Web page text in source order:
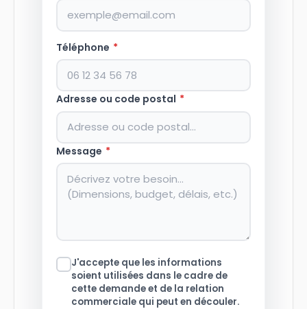
Téléphone *
Adresse ou code postal *
Message *
J'accepte que les informations
soient utilisées dans le cadre de
cette demande et de la relation
commerciale qui peut en découler.